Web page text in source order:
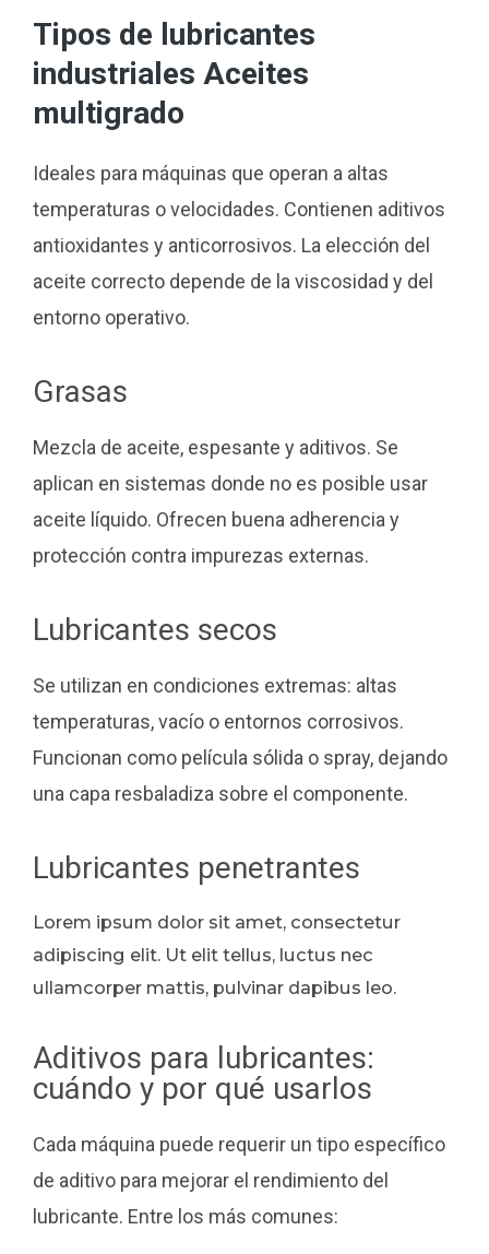
Tipos de lubricantes
industriales Aceites
multigrado
Ideales para máquinas que operan a altas
temperaturas o velocidades. Contienen aditivos
antioxidantes y anticorrosivos. La elección del
aceite correcto depende de la viscosidad y del
entorno operativo.
Grasas
Mezcla de aceite, espesante y aditivos. Se
aplican en sistemas donde no es posible usar
aceite líquido. Ofrecen buena adherencia y
protección contra impurezas externas.
Lubricantes secos
Se utilizan en condiciones extremas: altas
temperaturas, vacío o entornos corrosivos.
Funcionan como película sólida o spray, dejando
una capa resbaladiza sobre el componente.
Lubricantes penetrantes
Lorem ipsum dolor sit amet, consectetur
adipiscing elit. Ut elit tellus, luctus nec
ullamcorper mattis, pulvinar dapibus leo.
Aditivos para lubricantes:
cuándo y por qué usarlos
Cada máquina puede requerir un tipo específico
de aditivo para mejorar el rendimiento del
lubricante. Entre los más comunes: